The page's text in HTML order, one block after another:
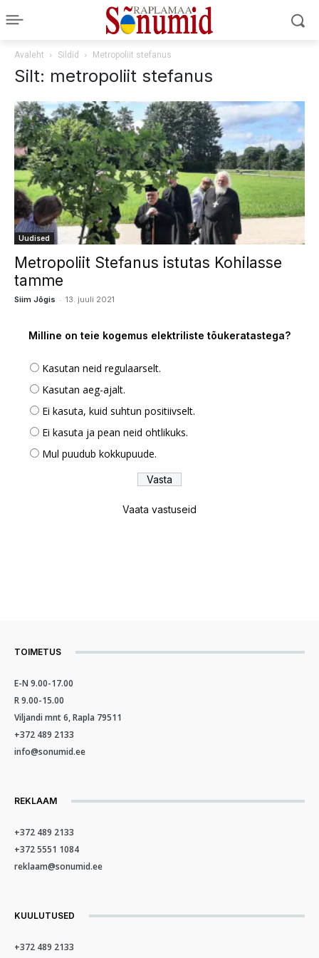
Avaleht Sildid Metropoliit stefanus
Silt: metropoliit stefanus
Uudised
Metropoliit Stefanus istutas Kohilasse
tamme
Siim Jõgis - 13. juuli 2021
Milline on teie kogemus elektriliste tõukeratastega?
Kasutan neid regulaarselt.
Kasutan aeg-ajalt.
Ei kasuta, kuid suhtun positiivselt.
Ei kasuta ja pean neid ohtlikuks.
Mul puudub kokkupuude.
Vaata vastuseid
TOIMETUS
E-N 9.00-17.00
R 9.00-15.00
Viljandi mnt 6, Rapla 79511
+372 489 2133
info@sonumid.ee
REKLAAM
+372 489 2133
+372 5551 1084
reklaam@sonumid.ee
KUULUTUSED
+372 489 2133